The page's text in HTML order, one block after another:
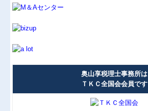
奥山享税理士事務所は
ＴＫＣ全国会会員です